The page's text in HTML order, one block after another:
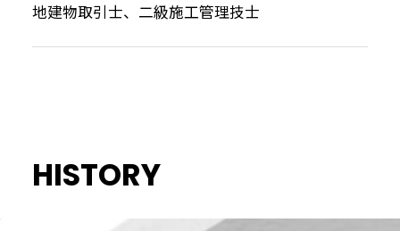
地建物取引士、二級施工管理技士
HISTORY